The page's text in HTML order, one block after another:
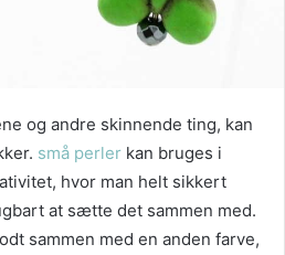
og andre skinnende ting, kan
små perler kan bruges i
hvor man helt sikkert
at sætte det sammen med.
sammen med en anden farve,